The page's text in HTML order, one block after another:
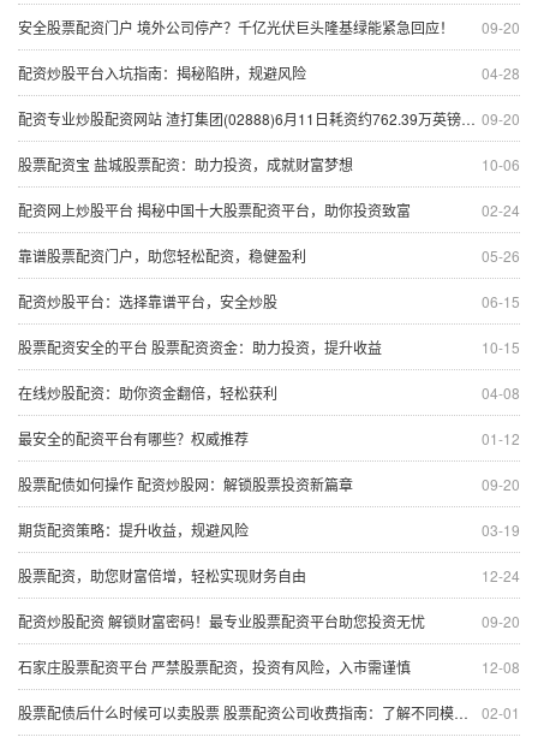
09-20
安全股票配资门户 境外公司停产？千亿光伏巨头隆基绿能紧急回应！
04-28
配资炒股平台入坑指南：揭秘陷阱，规避风险
09-20
配资专业炒股配资网站 渣打集团(02888)6月11日耗资约762.39万英镑回购约104.06万股
10-06
股票配资宝 盐城股票配资：助力投资，成就财富梦想
02-24
配资网上炒股平台 揭秘中国十大股票配资平台，助你投资致富
05-26
靠谱股票配资门户，助您轻松配资，稳健盈利
06-15
配资炒股平台：选择靠谱平台，安全炒股
10-15
股票配资安全的平台 股票配资资金：助力投资，提升收益
04-08
在线炒股配资：助你资金翻倍，轻松获利
01-12
最安全的配资平台有哪些？权威推荐
09-20
股票配债如何操作 配资炒股网：解锁股票投资新篇章
03-19
期货配资策略：提升收益，规避风险
12-24
股票配资，助您财富倍增，轻松实现财务自由
09-20
配资炒股配资 解锁财富密码！最专业股票配资平台助您投资无忧
12-08
石家庄股票配资平台 严禁股票配资，投资有风险，入市需谨慎
02-01
股票配债后什么时候可以卖股票 股票配资公司收费指南：了解不同模式下的成本